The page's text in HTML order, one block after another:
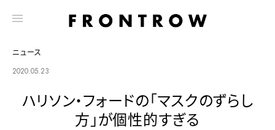
ニュース
2020.05.23
ハリソン・フォードの「マスクのずらし
方」が個性的すぎる